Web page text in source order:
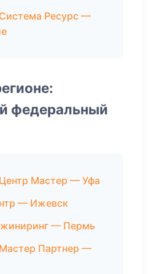
Ресурс —
федеральный
Мастер — Уфа
— Ижевск
— Пермь
Партнер —